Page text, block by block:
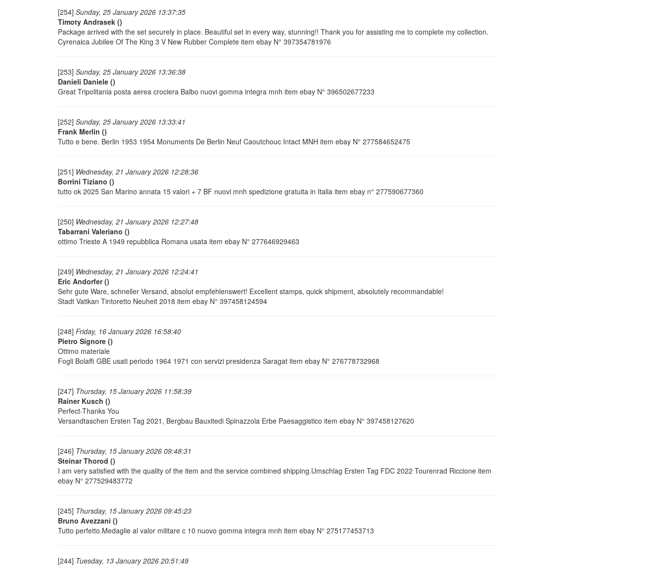
[254] Sunday, 25 January 2026 13:37:35
Timoty Andrasek ()
Package arrived with the set securely in place. Beautiful set in every way, stunning!! Thank you for assisting me to complete my collection.
Cyrenaica Jubilee Of The King 3 V New Rubber Complete item ebay N° 397354781976
[253] Sunday, 25 January 2026 13:36:38
Danieli Daniele ()
Great Tripolitania posta aerea crociera Balbo nuovi gomma integra mnh item ebay N° 396502677233
[252] Sunday, 25 January 2026 13:33:41
Frank Merlin ()
Tutto e bene. Berlin 1953 1954 Monuments De Berlin Neuf Caoutchouc Intact MNH item ebay N° 277584652475
[251] Wednesday, 21 January 2026 12:28:36
Borrini Tiziano ()
tutto ok 2025 San Marino annata 15 valori + 7 BF nuovi mnh spedizione gratuita in Italia item ebay n° 277590677360
[250] Wednesday, 21 January 2026 12:27:48
Tabarrani Valeriano ()
ottimo Trieste A 1949 repubblica Romana usata item ebay N° 277646929463
[249] Wednesday, 21 January 2026 12:24:41
Eric Andorfer()
Sehr gute Ware, schneller Versand, absolut empfehlenswert! Excellent stamps, quick shipment, absolutely recommandable!
Stadt Vatikan Tintoretto Neuheit 2018 item ebay N° 397458124594
[248] Friday, 16 January 2026 16:58:40
Pietro Signore ()
Ottimo materiale
Fogli Bolaffi GBE usati periodo 1964 1971 con servizi presidenza Saragat item ebay N° 276778732968
[247] Thursday, 15 January 2026 11:58:39
Rainer Kusch ()
Perfect-Thanks You
Versandtaschen Ersten Tag 2021, Bergbau Bauxitedi Spinazzola Erbe Paesaggistico item ebay N° 397458127620
[246] Thursday, 15 January 2026 09:48:31
Steinar Thorod ()
I am very satisfied with the quality of the item and the service combined shipping.Umschlag Ersten Tag FDC 2022 Tourenrad Riccione item
ebay N° 277529483772
[245] Thursday, 15 January 2026 09:45:23
Bruno Avezzani ()
Tutto perfetto.Medaglie al valor militare c 10 nuovo gomma integra mnh item ebay N° 275177453713
[244] Tuesday, 13 January 2026 20:51:49